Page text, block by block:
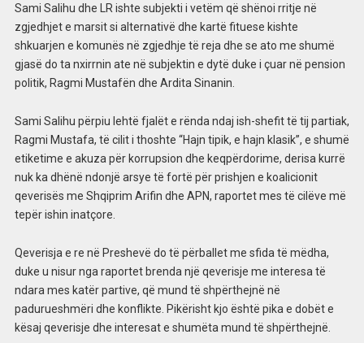
Sami Salihu dhe LR ishte subjekti i vetëm që shënoi rritje në
zgjedhjet e marsit si alternativë dhe kartë fituese kishte
shkuarjen e komunës në zgjedhje të reja dhe se ato me shumë
gjasë do ta nxirrnin ate në subjektin e dytë duke i çuar në pension
politik, Ragmi Mustafën dhe Ardita Sinanin.
Sami Salihu përpiu lehtë fjalët e rënda ndaj ish-shefit të tij partiak,
Ragmi Mustafa, të cilit i thoshte “Hajn tipik, e hajn klasik”, e shumë
etiketime e akuza për korrupsion dhe keqpërdorime, derisa kurrë
nuk ka dhënë ndonjë arsye të fortë për prishjen e koalicionit
qeverisës me Shqiprim Arifin dhe APN, raportet mes të cilëve më
tepër ishin inatçore.
Qeverisja e re në Preshevë do të përballet me sfida të mëdha,
duke u nisur nga raportet brenda një qeverisje me interesa të
ndara mes katër partive, që mund të shpërthejnë në
padurueshmëri dhe konflikte. Pikërisht kjo është pika e dobët e
kësaj qeverisje dhe interesat e shumëta mund të shpërthejnë.